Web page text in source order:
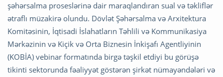
şəhərsalma proseslərinə dair maraqlandıran sual və təkliflər
ətraflı müzakirə olundu. Dövlət Şəhərsalma və Arxitektura
Komitəsinin, İqtisadi İslahatların Təhlili və Kommunikasiya
Mərkəzinin və Kiçik və Orta Biznesin İnkişafı Agentliyinin
(KOBİA) vebinar formatında birgə təşkil etdiyi bu görüşə
tikinti sektorunda fəaliyyət göstərən şirkət nümayəndələri və